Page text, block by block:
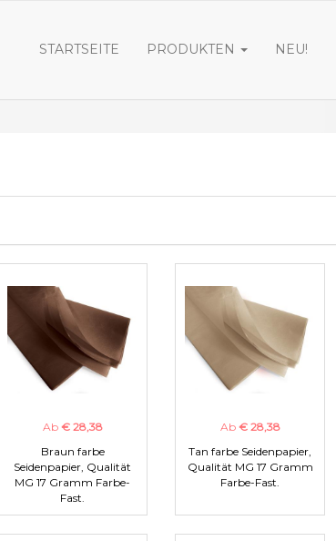
STARTSEITE PRODUKTEN NEU!
Ab € 28,38
Braun farbe
Seidenpapier, Qualität
MG 17 Gramm Farbe-
Fast.
Ab € 28,38
Tan farbe Seidenpapier,
Qualität MG 17 Gramm
Farbe-Fast.